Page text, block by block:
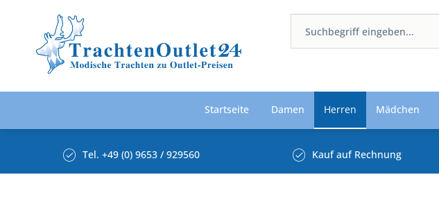
Startseite Damen Herren Mädchen
Tel. +49 (0) 9653 / 929560 Kauf auf Rechnung